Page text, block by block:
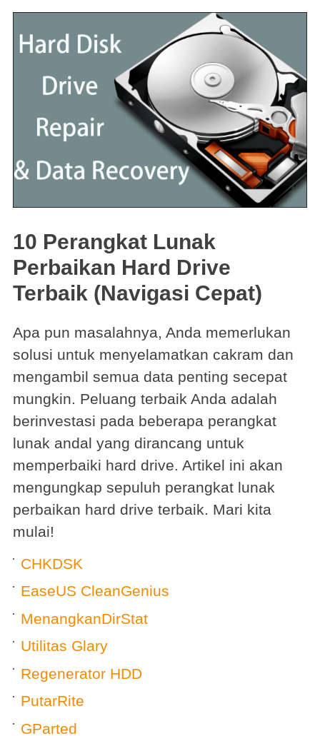
10 Perangkat Lunak
Perbaikan Hard Drive
Terbaik (Navigasi Cepat)
Apa pun masalahnya, Anda memerlukan
solusi untuk menyelamatkan cakram dan
mengambil semua data penting secepat
mungkin. Peluang terbaik Anda adalah
berinvestasi pada beberapa perangkat
lunak andal yang dirancang untuk
memperbaiki hard drive. Artikel ini akan
mengungkap sepuluh perangkat lunak
perbaikan hard drive terbaik. Mari kita
mulai!
CHKDSK
EaseUS CleanGenius
MenangkanDirStat
Utilitas Glary
Regenerator HDD
PutarRite
GParted